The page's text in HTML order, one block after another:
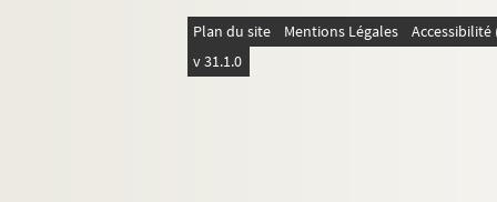
2766. Recueil de sermons des XVIII et XIX
2767. « Mémoire historique de la ville de
2768. Recueil de pièces concernant l'histoire
Plan du site Mentions Légales
v 31.1.0